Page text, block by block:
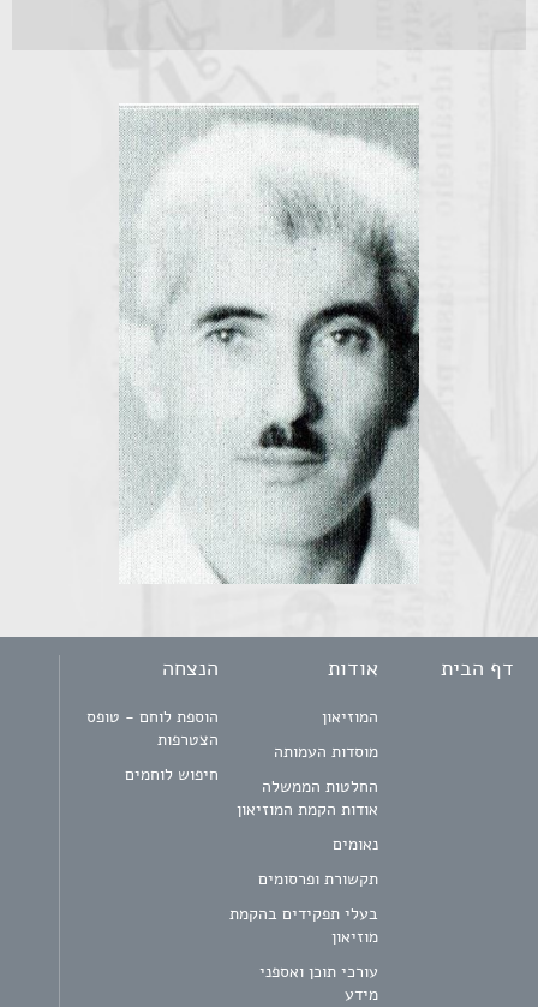
דף הבית אודות
המוזיאון
מוסדות העמותה
החלטות הממשלה
אודות הקמת המוזיאון
נאומים
תקשורת ופרסומים
בעלי תפקידים בהקמת
מוזיאון
עורכי תוכן ואספני
מידע
הנצחה
הוספת לוחם - טופס
הצטרפות
חיפוש לוחמים